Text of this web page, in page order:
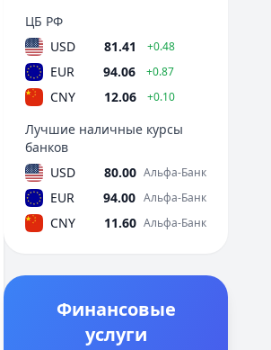
ЦБ РФ
USD
81.41 +0.48
EUR 94.06 +0.87
CNY 12.06 +0.10
Лучшие наличные курсы
банков
USD
80.00 Альфа-Банк
EUR 94.00 Альфа-Банк
CNY 11.60 Альфа-Банк
Финансовые
услуги